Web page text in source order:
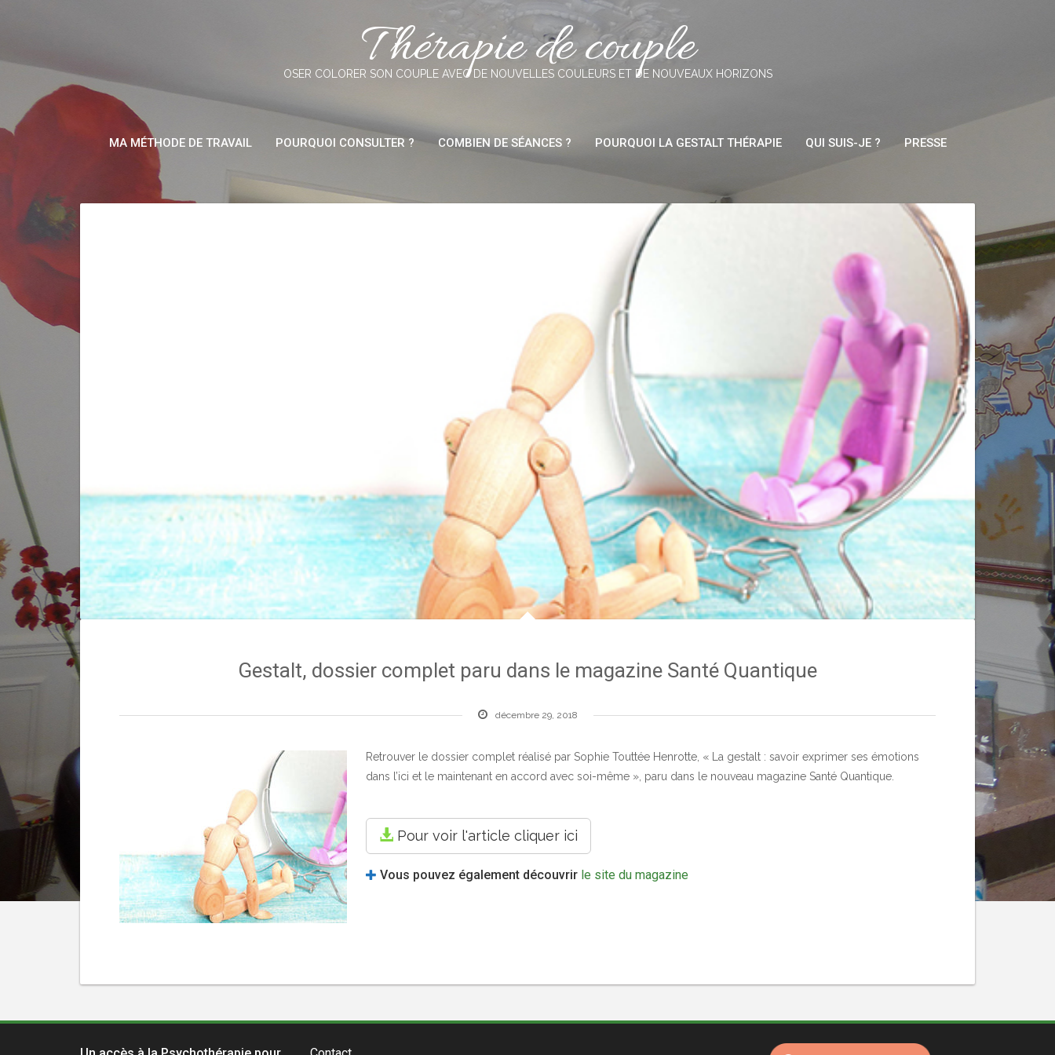
Thérapie de couple
OSER COLORER SON COUPLE AVEC DE NOUVELLES COULEURS ET DE NOUVEAUX HORIZONS
MA MÉTHODE DE TRAVAIL POURQUOI CONSULTER ? COMBIEN DE SÉANCES ? POURQUOI LA GESTALT THÉRAPIE QUI SUIS-JE ? PRESSE
Gestalt, dossier complet paru dans le magazine Santé Quantique
décembre 29, 2018
Retrouver le dossier complet réalisé par Sophie Touttée Henrotte, « La gestalt : savoir exprimer ses émotions
dans l’ici et le maintenant en accord avec soi-même », paru dans le nouveau magazine Santé Quantique.
Pour voir l'article cliquer ici
Vous pouvez également découvrir le site du magazine